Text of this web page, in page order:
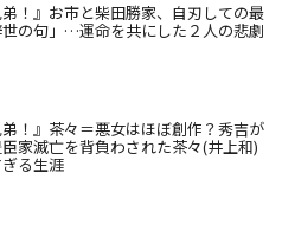
弟！』お市と柴田勝家、自刃しての最
の句」…運命を共にした２人の悲劇
弟！』茶々＝悪女はほぼ創作？秀吉が
家滅亡を背負わされた茶々(井上和)
る生涯